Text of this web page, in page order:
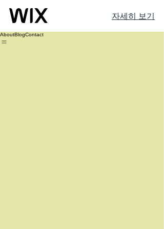
자세히 보기